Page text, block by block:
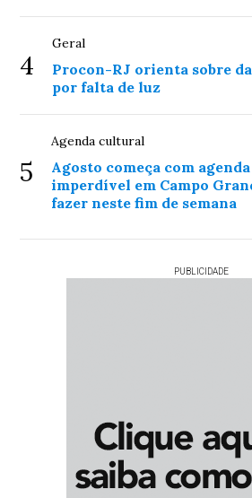
4
Geral
Procon-RJ orienta sobre
por falta de luz
5
Agenda cultural
Agosto começa com
imperdível em Campo
fazer neste fim de semana
PUBLICIDADE